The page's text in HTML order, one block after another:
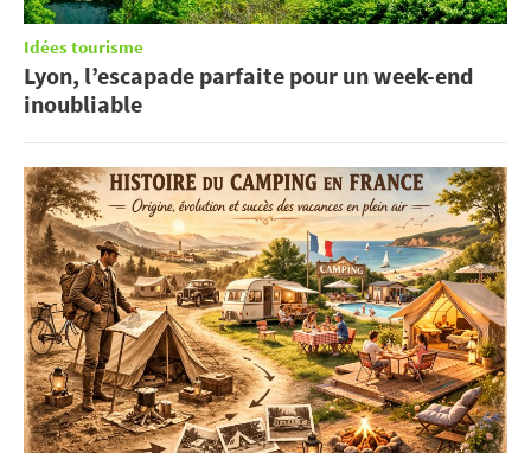
Idées tourisme
Lyon, l’escapade parfaite pour un week-end
inoubliable